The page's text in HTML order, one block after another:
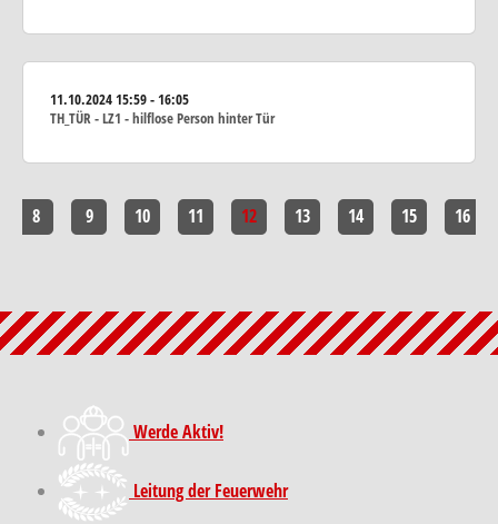
11.10.202415:59 - 16:05
TH_TÜR - LZ1 - hilflose Person hinter Tür
8 9 10 11 12 13 14 15 16
Werde Aktiv!
Leitung der Feuerwehr